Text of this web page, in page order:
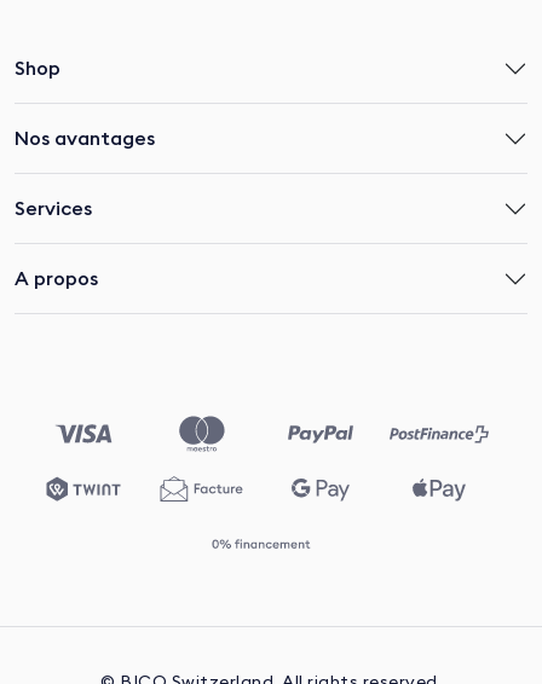
Shop
Nos avantages
Services
A propos